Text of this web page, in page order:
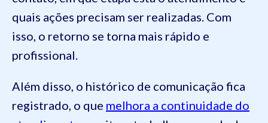
quais ações precisam ser realizadas. Com
isso, o retorno se torna mais rápido e
profissional.
Além disso, o histórico de comunicação fica
registrado, o que melhora a continuidade do